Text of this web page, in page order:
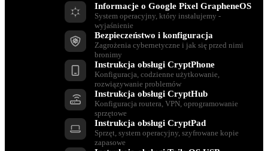
Informacje o Google Pixel GrapheneOS
System operacyjny, który instalujemy -
wyjaśnienie
Bezpieczeństwo i konfiguracja
Zagrożenia cybernetyczne i jak się przed nimi
bronimy
Instrukcja obsługi CryptPhone
Konfiguracja, codzienne użytkowanie,
rozwiązywanie problemów
Instrukcja obsługi CryptHub
Konfiguracja routera, VPN, oprogramowanie
sprzętowe
Instrukcja obsługi CryptPad
Sprzęt, system operacyjny, szyfrowane kopie
zapasowe